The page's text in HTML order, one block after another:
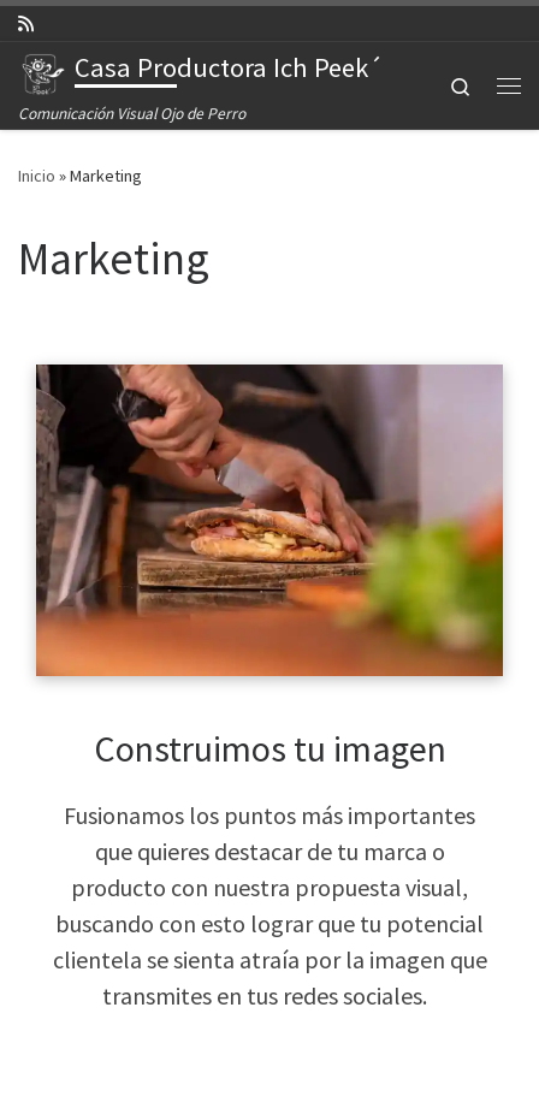
Saltar al contenido
Casa Productora Ich Peek´
Comunicación Visual Ojo de Perro
Search
Inicio »Marketing
Marketing
Construimos tu imagen
Fusionamos los puntos más importantes
que quieres destacar de tu marca o
producto con nuestra propuesta visual,
buscando con esto lograr que tu potencial
clientela se sienta atraía por la imagen que
transmites en tus redes sociales.